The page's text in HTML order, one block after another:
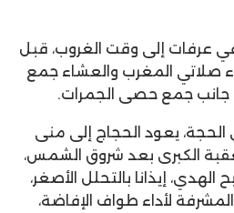
عرفات إلى وقت الغروب، قبل
صلاتي المغرب والعشاء جمع
جانب جمع حصى الجمرات.
يعود الحجاج إلى منى
الكبرى بعد شروق الشمس،
إيذانا بالتحلل الأصغر،
لأداء طواف الإفاضة،